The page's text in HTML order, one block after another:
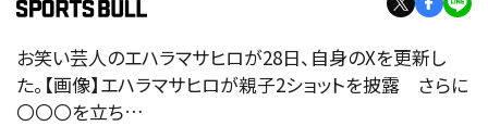
お笑い芸人のエハラマサヒロが28日、自身のXを更新し
た。【画像】エハラマサヒロが親子2ショットを披露 さらに
〇〇〇を立ち…